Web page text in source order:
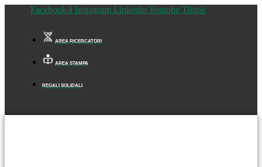
Facebook-f Instagram Linkedin Youtube Tiktok
AREA RICERCATORI
AREA STAMPA
REGALI SOLIDALI